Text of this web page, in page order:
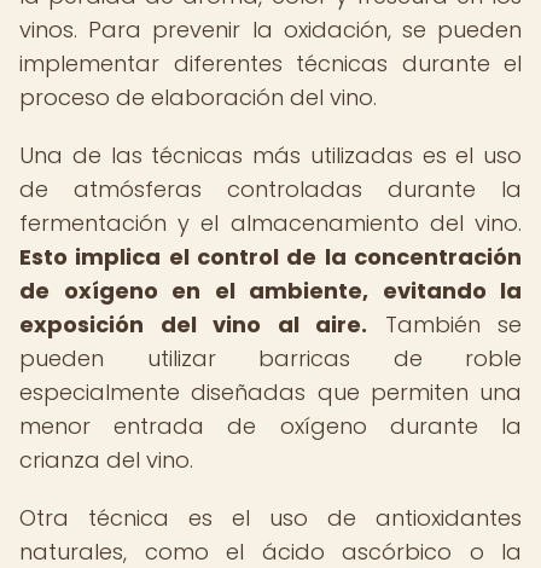
vinos. Para prevenir la oxidación, se pueden
implementar diferentes técnicas durante el
proceso de elaboración del vino.
Una de las técnicas más utilizadas es el uso
de atmósferas controladas durante la
fermentación y el almacenamiento del vino.
Esto implica el control de la concentración
de oxígeno en el ambiente, evitando la
exposición del vino al aire. También se
pueden utilizar barricas de roble
especialmente diseñadas que permiten una
menor entrada de oxígeno durante la
crianza del vino.
Otra técnica es el uso de antioxidantes
naturales, como el ácido ascórbico o la